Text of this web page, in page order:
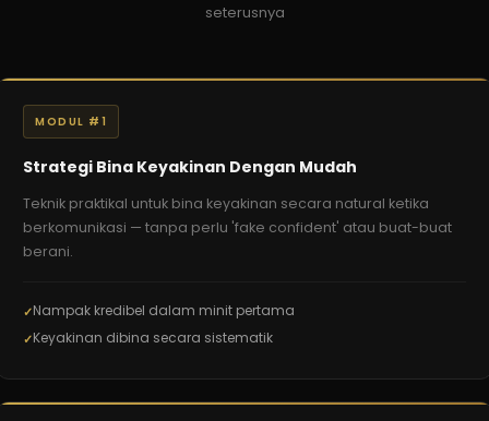
seterusnya
MODUL #1
Strategi Bina Keyakinan Dengan Mudah
Teknik praktikal untuk bina keyakinan secara natural ketika
berkomunikasi — tanpa perlu 'fake confident' atau buat-buat
berani.
Nampak kredibel dalam minit pertama
Keyakinan dibina secara sistematik